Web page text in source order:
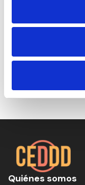
Quiénes somos